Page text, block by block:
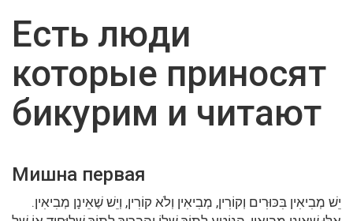
Есть люди
которые приносят
бикурим и читают
Мишна первая
יֵשׁ מְבִיאִין בִּכּוּרִים וְקוֹרִין, מְבִיאִין וְלֹא קוֹרִין, וְיֵשׁ שֶׁאֵינָן מְבִיאִין.